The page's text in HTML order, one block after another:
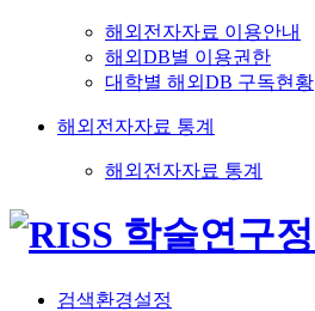
해외전자자료 이용안내
해외DB별 이용권한
대학별 해외DB 구독현황
해외전자자료 통계
해외전자자료 통계
검색환경설정